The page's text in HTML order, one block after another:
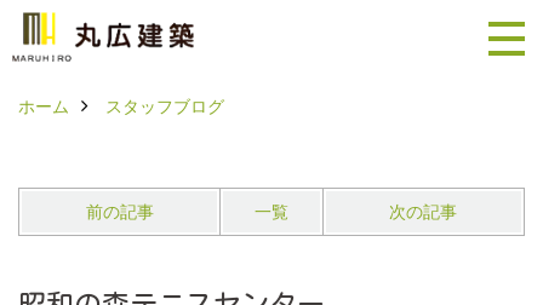
ホーム スタッフブログ
前の記事 一覧 次の記事